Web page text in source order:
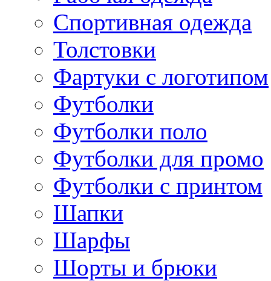
Спортивная одежда
Толстовки
Фартуки с логотипом
Футболки
Футболки поло
Футболки для промо
Футболки с принтом
Шапки
Шарфы
Шорты и брюки